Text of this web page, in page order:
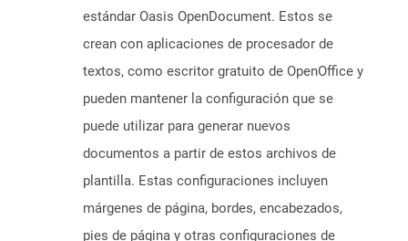
estándar Oasis OpenDocument. Estos se
crean con aplicaciones de procesador de
textos, como escritor gratuito de OpenOffice y
pueden mantener la configuración que se
puede utilizar para generar nuevos
documentos a partir de estos archivos de
plantilla. Estas configuraciones incluyen
márgenes de página, bordes, encabezados,
pies de página y otras configuraciones de